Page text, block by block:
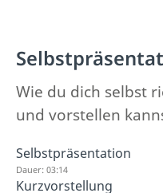
Wie du dich selbst
und vorstellen
Selbstpräsentation
Dauer: 03:14
Kurzvorstellung